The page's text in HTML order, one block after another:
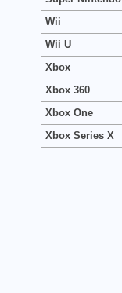
Wii
Wii U
Xbox
Xbox 360
Xbox One
Xbox Series X